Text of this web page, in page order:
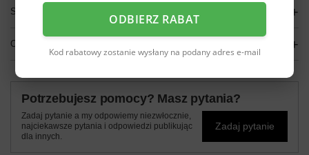
SZCZEGÓŁOWE DANE
OPINIE
Potrzebujesz pomocy? Masz pytania?
Zadaj pytanie a my odpowiemy niezwłocznie,
najciekawsze pytania i odpowiedzi publikując
dla innych.
Zadaj pytanie
ODBIERZ RABAT
Kod rabatowy zostanie wysłany na podany adres e-mail